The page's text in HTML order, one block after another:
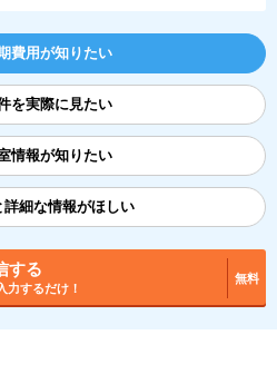
費用が知りたい
を実際に見たい
情報が知りたい
詳細な情報がほしい
する
力するだけ！
無料